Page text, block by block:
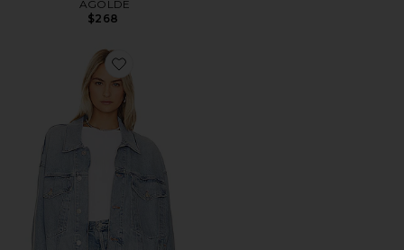
AGOLDE
$268
Favorite WAYNE デニムジャケット